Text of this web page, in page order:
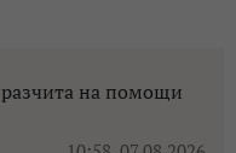
разчита на помощи